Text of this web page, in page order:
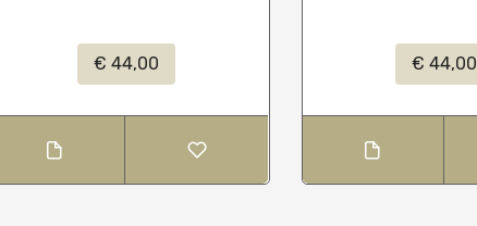
€ 44,00 € 44,00